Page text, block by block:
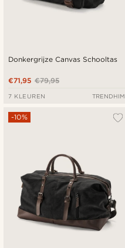
Donkergrijze Canvas Schooltas
€79,95
€71,95
7 KLEUREN TRENDHIM
-10%